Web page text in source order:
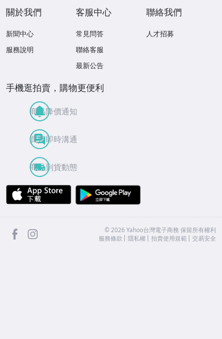
關於我們
新聞中心
服務說明
客服中心
常見問答
聯絡客服
最新公告
聯絡我們
人才招募
手機逛拍賣，購物更便利
商品降價通知
買賣即時溝通
商品到貨動態
APP Store
facebook ©2026 Yahoo台灣電子商務 保留所有權利
服務條款
隱私權 拍賣使用規範 交易安全